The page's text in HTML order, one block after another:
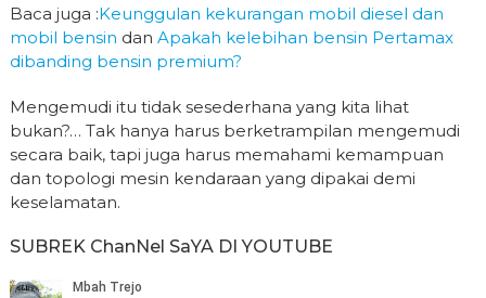
Baca juga :Keunggulan kekurangan mobil diesel dan
mobil bensin dan Apakah kelebihan bensin Pertamax
dibanding bensin premium?
Mengemudi itu tidak sesederhana yang kita lihat
bukan?… Tak hanya harus berketrampilan mengemudi
secara baik, tapi juga harus memahami kemampuan
dan topologi mesin kendaraan yang dipakai demi
keselamatan.
SUBREK ChanNel SaYA DI YOUTUBE